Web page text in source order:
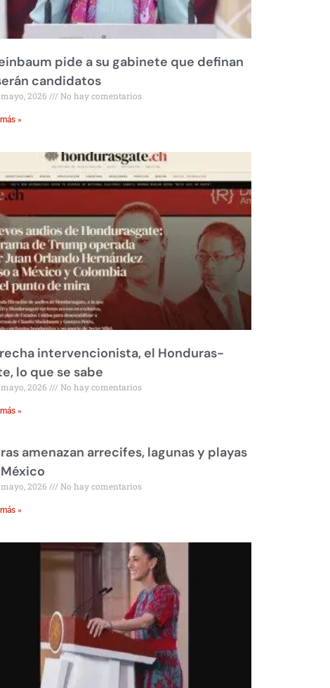
pide a su gabinete que definan
candidatos
2026 No hay comentarios
»
intervencionista, el Honduras-
lo que se sabe
2026 No hay comentarios
»
amenazan arrecifes, lagunas y playas
2026 No hay comentarios
»